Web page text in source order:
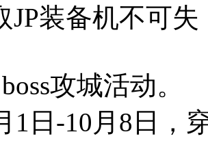
JP装备机不可失
攻城活动。
-10月8日，穿